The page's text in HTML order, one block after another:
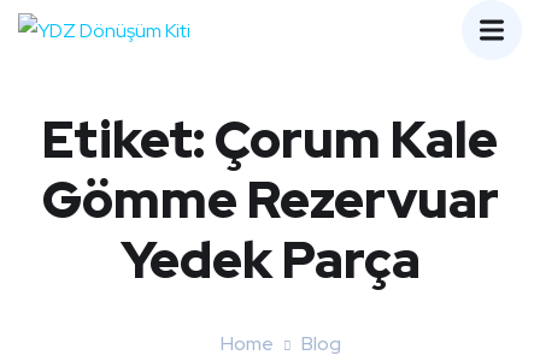
Etiket:Çorum Kale
Gömme Rezervuar
Yedek Parça
Home
Blog